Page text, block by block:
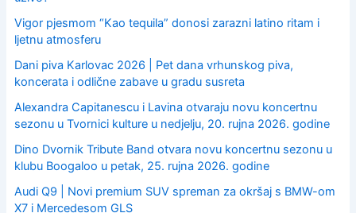
Vigor pjesmom “Kao tequila” donosi zarazni latino ritam i
ljetnu atmosferu
Dani piva Karlovac 2026 | Pet dana vrhunskog piva,
koncerata i odlične zabave u gradu susreta
Alexandra Capitanescu i Lavina otvaraju novu koncertnu
sezonu u Tvornici kulture u nedjelju, 20. rujna 2026. godine
Dino Dvornik Tribute Band otvara novu koncertnu sezonu u
klubu Boogaloo u petak, 25. rujna 2026. godine
Audi Q9 | Novi premium SUV spreman za okršaj s BMW-om
X7 i Mercedesom GLS